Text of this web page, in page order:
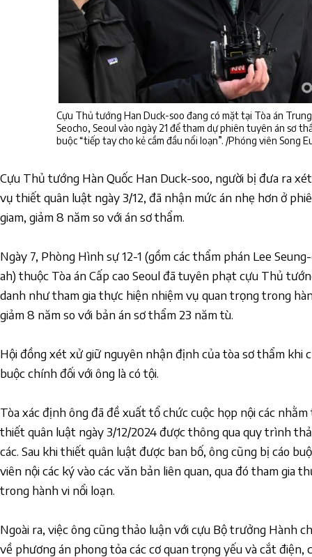
Cựu Thủ tướng Han Duck-soo đang có mặt tại Tòa án
Seocho, Seoul vào ngày 21 để tham dự phiên tuyên án sơ
buộc “tiếp tay cho kẻ cầm đầu nổi loạn”. /Phóng viên Song
Cựu Thủ tướng Hàn Quốc Han Duck-soo, người bị đưa ra
vụ thiết quân luật ngày 3/12, đã nhận mức án nhẹ hơn ở
giam, giảm 8 năm so với án sơ thẩm.
Ngày 7, Phòng Hình sự 12-1 (gồm các thẩm phán Lee
ah) thuộc Tòa án Cấp cao Seoul đã tuyên phạt cựu Thủ
danh như tham gia thực hiện nhiệm vụ quan trọng trong
giảm 8 năm so với bản án sơ thẩm 23 năm tù.
Hội đồng xét xử giữ nguyên nhận định của tòa sơ thẩm khi
buộc chính đối với ông là có tội.
Tòa xác định ông đã đề xuất tổ chức cuộc họp nội các
thiết quân luật ngày 3/12/2024 được thông qua quy trình
các. Sau khi thiết quân luật được ban bố, ông cũng bị cáo
viên nội các ký vào các văn bản liên quan, qua đó tham gia
trong hành vi nổi loạn.
Ngoài ra, việc ông cũng thảo luận với cựu Bộ trưởng Hành
về phương án phong tỏa các cơ quan trọng yếu và cắt điện,